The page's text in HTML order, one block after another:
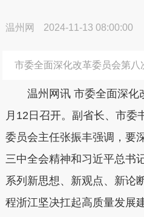
温州网 2024-11-13 08:00:00
市委全面深化改革委员会第八
温州网讯 市委全面深化
月12日召开。副省长、市委
委员会主任张振丰强调，要
三中全会精神和习近平总书
系列新思想、新观点、新论
程浙江坚决扛起高质量发展